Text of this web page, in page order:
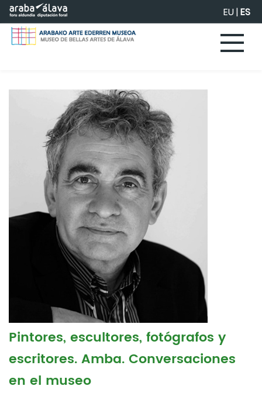
Saltar al contenido principal EU|ES
Pintores, escultores, fotógrafos y
escritores. Amba. Conversaciones
en el museo